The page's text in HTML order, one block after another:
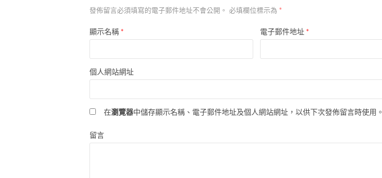
發佈留言必須填寫的電子郵件地址不會公開。 必填欄位標示為 *
顯示名稱 * 電子郵件地址 *
個人網站網址
在瀏覽器中儲存顯示名稱、電子郵件地址及個人網站網址，以供下次發佈留言時使用。
留言